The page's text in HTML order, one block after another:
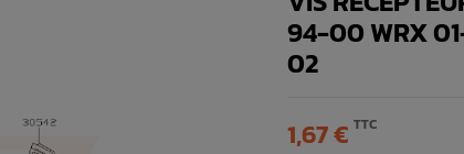
94-00 WRX
02
1,67 € TTC